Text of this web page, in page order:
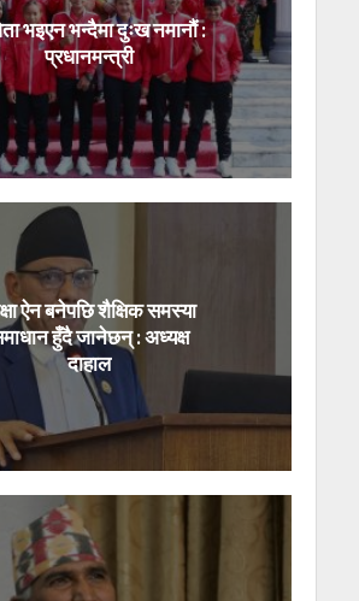
भइएन भन्दैमा दुःख नमानौं :
प्रधानमन्त्री
ऐन बनेपछि शैक्षिक समस्या
हुँदै जानेछन् : अध्यक्ष
दाहाल